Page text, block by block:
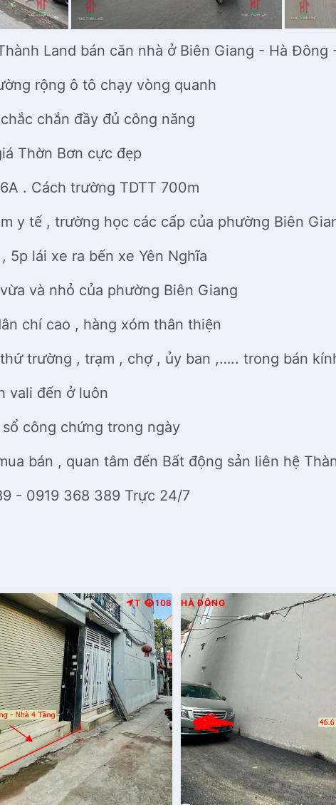
Land bán căn nhà ở Biên Giang - Hà Đông
rộng ô tô chạy vòng quanh
chắn đầy đủ công năng
Thờn Bơn cực đẹp
. Cách trường TDTT 700m
y tế , trường học các cấp của phường Biên
5p lái xe ra bến xe Yên Nghĩa
và nhỏ của phường Biên Giang
chí cao , hàng xóm thân thiện
trường , trạm , chợ , ủy ban ,….. trong bán
vali đến ở luôn
công chứng trong ngày
bán , quan tâm đến Bất động sản liên hệ
- 0919 368 389 Trực 24/7
T 108 HÀ ĐÔNG